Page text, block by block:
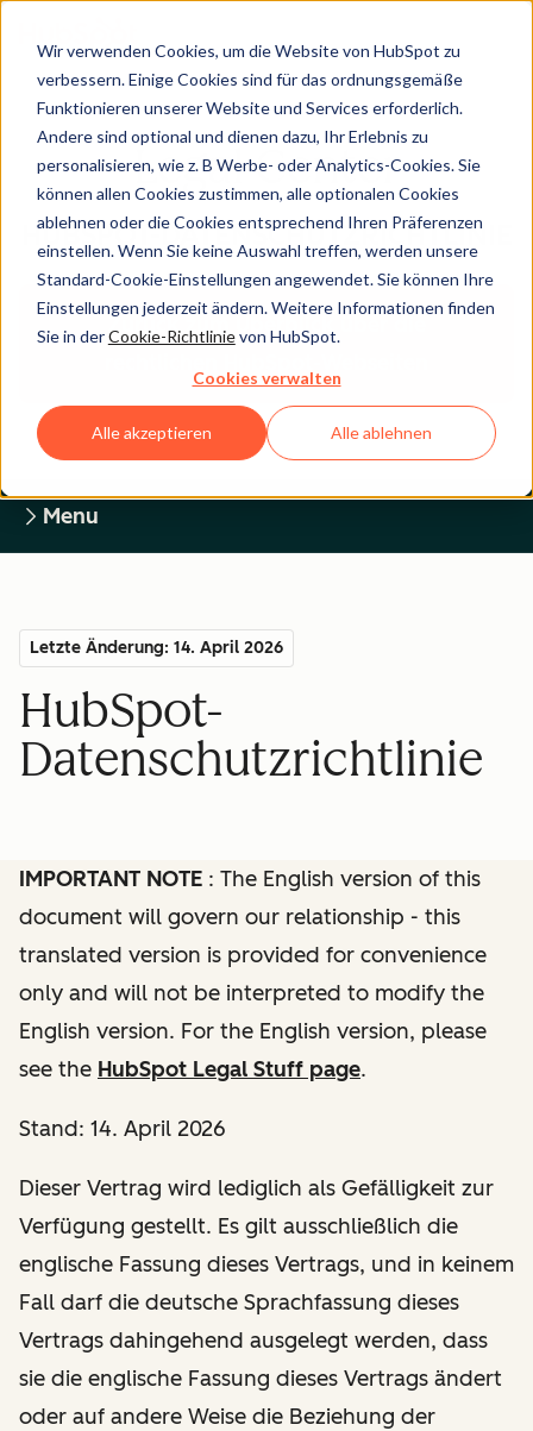
Wir verwenden Cookies, um die Website von HubSpot zu
verbessern. Einige Cookies sind für das ordnungsgemäße
Funktionieren unserer Website und Services erforderlich.
Andere sind optional und dienen dazu, Ihr Erlebnis zu
personalisieren, wie z. B Werbe- oder Analytics-Cookies. Sie
können allen Cookies zustimmen, alle optionalen Cookies
ablehnen oder die Cookies entsprechend Ihren Präferenzen
einstellen. Wenn Sie keine Auswahl treffen, werden unsere
Standard-Cookie-Einstellungen angewendet. Sie können Ihre
Einstellungen jederzeit ändern. Weitere Informationen finden
Sie in derCookie-Richtlinievon HubSpot.
Cookies verwalten
Alle akzeptieren Alle ablehnen
Legal Center
HUBSPOT-DATENSCHUTZRICHTLINIE
Zurück zum Überblick über die
Menu
Letzte Änderung: 14. April 2026
HubSpot-
Datenschutzrichtlinie
IMPORTANT NOTE : The English version of this
document will govern our relationship - this
translated version is provided for convenience
only and will not be interpreted to modify the
English version. For the English version, please
see the HubSpot Legal Stuff page.
Stand: 14. April 2026
Dieser Vertrag wird lediglich als Gefälligkeit zur
Verfügung gestellt. Es gilt ausschließlich die
englische Fassung dieses Vertrags, und in keinem
Fall darf die deutsche Sprachfassung dieses
Vertrags dahingehend ausgelegt werden, dass
sie die englische Fassung dieses Vertrags ändert
oder auf andere Weise die Beziehung der